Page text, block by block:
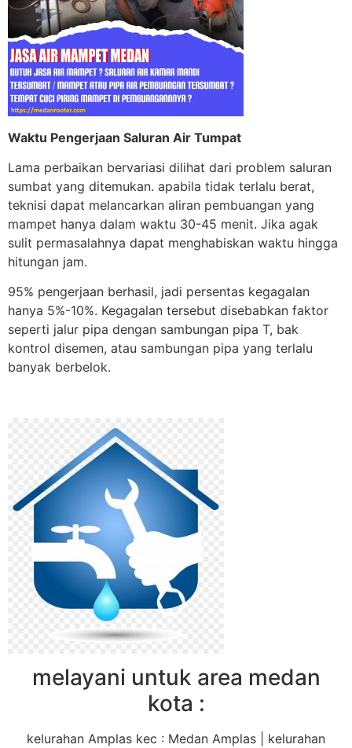
Waktu Pengerjaan Saluran Air Tumpat
Lama perbaikan bervariasi dilihat dari problem saluran
sumbat yang ditemukan. apabila tidak terlalu berat,
teknisi dapat melancarkan aliran pembuangan yang
mampet hanya dalam waktu 30-45 menit. Jika agak
sulit permasalahnya dapat menghabiskan waktu hingga
hitungan jam.
95% pengerjaan berhasil, jadi persentas kegagalan
hanya 5%-10%. Kegagalan tersebut disebabkan faktor
seperti jalur pipa dengan sambungan pipa T, bak
kontrol disemen, atau sambungan pipa yang terlalu
banyak berbelok.
melayani untuk area medan
kota :
kelurahan Amplas kec : Medan Amplas | kelurahan